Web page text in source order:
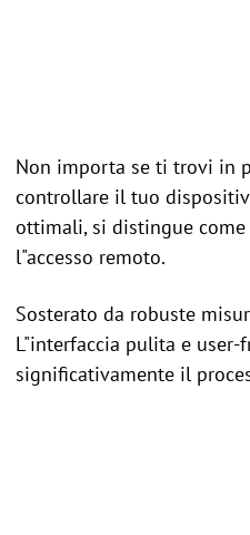
Non importa se ti trovi in
controllare il tuo
ottimali, si distingue
l"accesso remoto.
Sosterato da robuste
L"interfaccia pulita e
significativamente il